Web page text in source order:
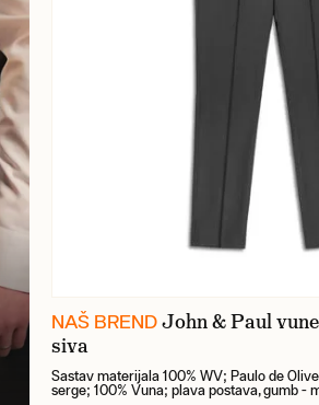
NAŠ BRENDJohn & Paul
siva
Sastav materijala 100% WV; Paulo de
serge; 100% Vuna; plava postava, gumb -